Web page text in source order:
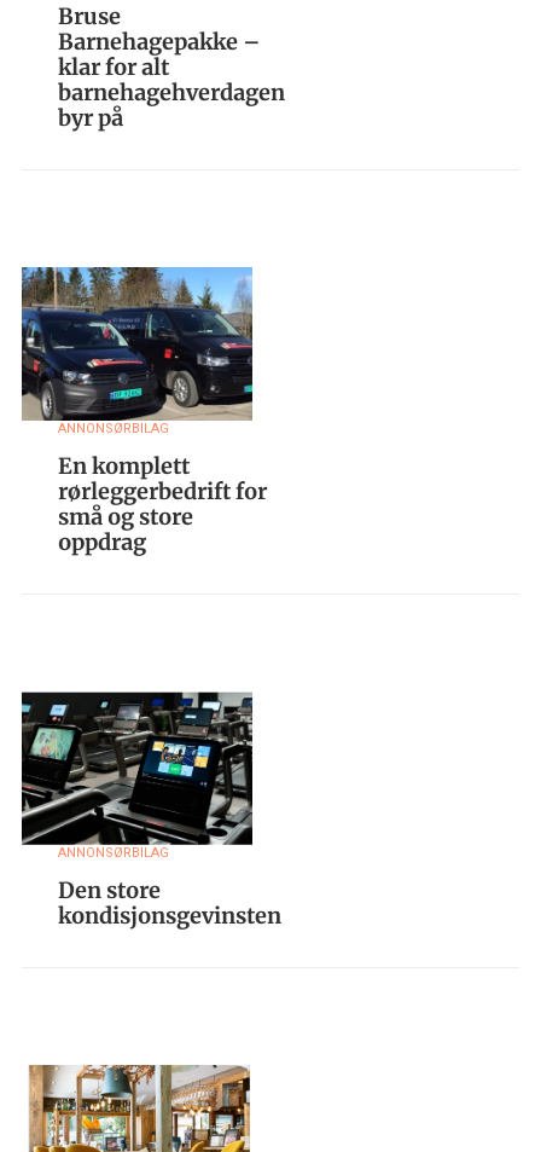
Bruse
Barnehagepakke –
klar for alt
barnehagehverdagen
byr på
ANNONSØRBILAG
En komplett
rørleggerbedrift for
små og store
oppdrag
ANNONSØRBILAG
Den store
kondisjonsgevinsten